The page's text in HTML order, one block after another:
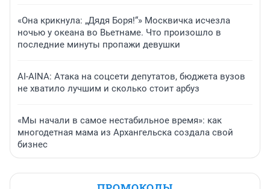
«Она крикнула: „Дядя Боря!“» Москвичка исчезла
ночью у океана во Вьетнаме. Что произошло в
последние минуты пропажи девушки
AI-AINA: Атака на соцсети депутатов, бюджета вузов
не хватило лучшим и сколько стоит арбуз
«Мы начали в самое нестабильное время»: как
многодетная мама из Архангельска создала свой
бизнес